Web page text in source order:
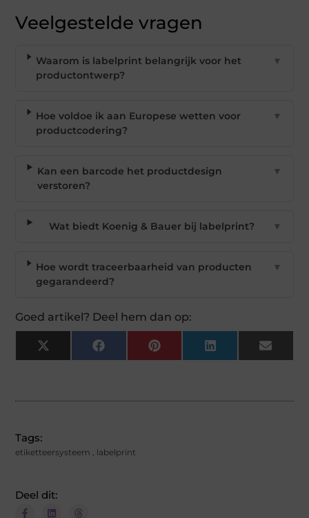
Veelgestelde vragen
Waarom is labelprint belangrijk voor het
productontwerp?
▼
Hoe voldoe ik aan Europese wetten voor
productcodering?
▼
Kan een barcode het productdesign
verstoren?
▼
Wat biedt Koenig & Bauer bij labelprint? ▼
Hoe wordt traceerbaarheid van producten
gegarandeerd?
▼
Goed artikel? Deel hem dan op:
X
(Twitter)
Facebook Pinterest LinkedIn Email
Tags:
etiketteersysteem labelprint
Deel dit: